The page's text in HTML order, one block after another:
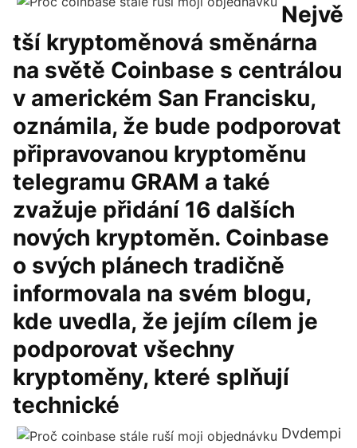
Nejvě
tší kryptoměnová směnárna
na světě Coinbase s centrálou
v americkém San Francisku,
oznámila, že bude podporovat
připravovanou kryptoměnu
telegramu GRAM a také
zvažuje přidání 16 dalších
nových kryptoměn. Coinbase
o svých plánech tradičně
informovala na svém blogu,
kde uvedla, že jejím cílem je
podporovat všechny
kryptoměny, které splňují
technické
Dvdempi